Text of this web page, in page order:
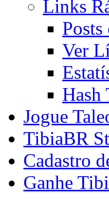
Links
Ver
Hash
Jogue
TibiaBR
Cadastro
Ganhe